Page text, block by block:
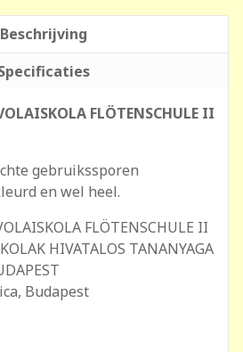
Beschrijving
FLÖTENSCHULE II
gebruikssporen
en wel heel.
FLÖTENSCHULE II
HIVATALOS TANANYAGA
Budapest